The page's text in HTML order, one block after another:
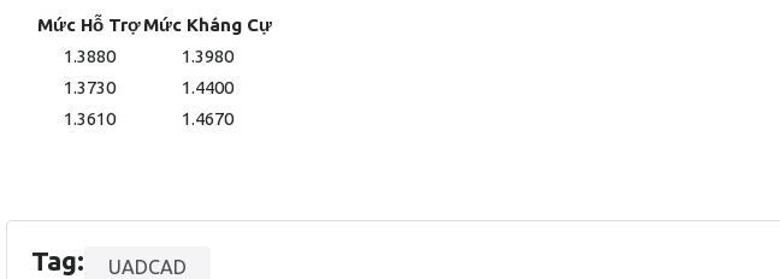
Mức Hỗ TrợMức Kháng Cự
1.3880
1.3980
1.3730
1.4400
1.3610
1.4670
Tag: UADCAD